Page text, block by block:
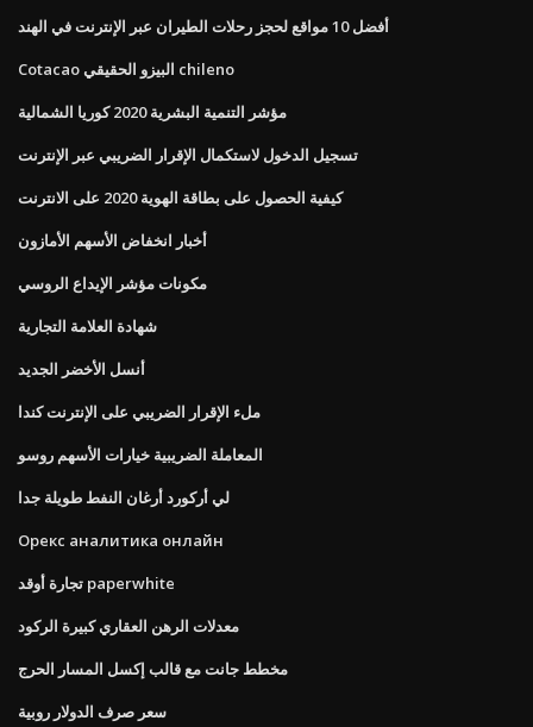
أفضل 10 مواقع لحجز رحلات الطيران عبر الإنترنت في الهند
Cotacao البيزو الحقيقي chileno
مؤشر التنمية البشرية 2020 كوريا الشمالية
تسجيل الدخول لاستكمال الإقرار الضريبي عبر الإنترنت
كيفية الحصول على بطاقة الهوية 2020 على الانترنت
أخبار انخفاض الأسهم الأمازون
مكونات مؤشر الإيداع الروسي
شهادة العلامة التجارية
أنسل الأخضر الجديد
ملء الإقرار الضريبي على الإنترنت كندا
المعاملة الضريبية خيارات الأسهم روسو
لي أركورد أرغان النفط طويلة جدا
Орекс аналитика онлайн
تجارة أوقد paperwhite
معدلات الرهن العقاري كبيرة الركود
مخطط جانت مع قالب إكسل المسار الحرج
سعر صرف الدولار روبية